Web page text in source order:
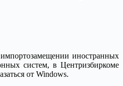
иностранных
систем, в Центризбиркоме
от Windows.